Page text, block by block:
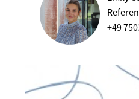
+49